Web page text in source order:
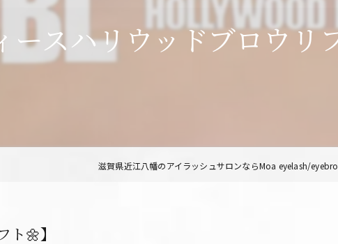
ースハリウッドブロウリ
滋賀県近江八幡のアイラッシュサロンならMoa eyelash/
ト🌼】